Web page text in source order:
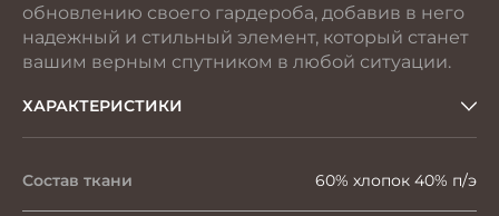
обновлению своего гардероба, добавив в него
надежный и стильный элемент, который станет
вашим верным спутником в любой ситуации.
ХАРАКТЕРИСТИКИ
Состав ткани 60% хлопок 40% п/э